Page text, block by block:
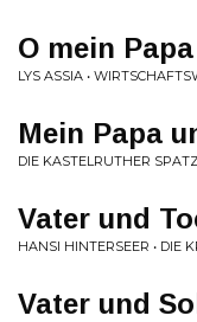
O mein Papa
LYS ASSIA •
Mein Papa
DIE KASTELRUTHER
Vater und
HANSI HINTERSEER • DIE
Vater und